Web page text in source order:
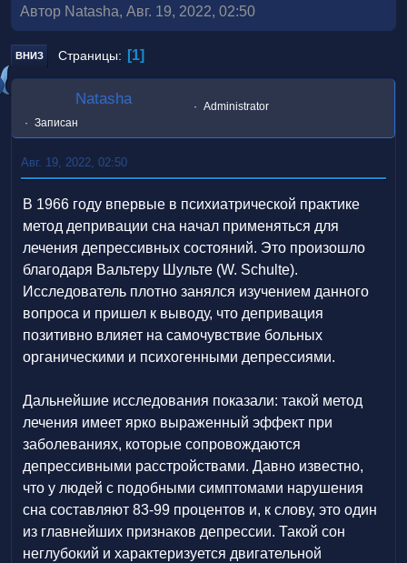
Автор Natasha, Авг. 19, 2022, 02:50
ВНИЗ Страницы 1
Natasha
Administrator
Записан
Авг. 19, 2022, 02:50
В 1966 году впервые в психиатрической практике
метод депривации сна начал применяться для
лечения депрессивных состояний. Это произошло
благодаря Вальтеру Шульте (W. Schulte).
Исследователь плотно занялся изучением данного
вопроса и пришел к выводу, что депривация
позитивно влияет на самочувствие больных
органическими и психогенными депрессиями.
Дальнейшие исследования показали: такой метод
лечения имеет ярко выраженный эффект при
заболеваниях, которые сопровождаются
депрессивными расстройствами. Давно известно,
что у людей с подобными симптомами нарушения
сна составляют 83-99 процентов и, к слову, это один
из главнейших признаков депрессии. Такой сон
неглубокий и характеризуется двигательной